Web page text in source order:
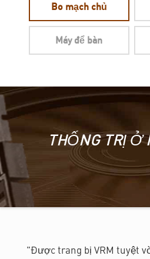
Bo mạch chủ
Máy để bàn
THỐNG TRỊ Ở
"Được trang bị VRM tuyệt